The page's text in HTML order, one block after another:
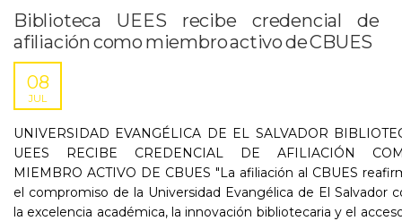
Biblioteca UEES recibe credencial de
afiliación como miembro activo de CBUES
08
JUL
UNIVERSIDAD EVANGÉLICA DE EL SALVADOR
UEES RECIBE CREDENCIAL DE AFILIACIÓN
MIEMBRO ACTIVO DE CBUES "La afiliación al CBUES
el compromiso de la Universidad Evangélica de El Salvador
la excelencia académica, la innovación bibliotecaria y el